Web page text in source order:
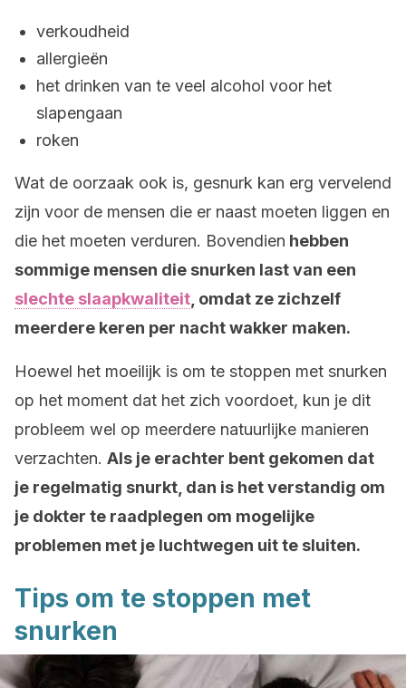
verkoudheid
allergieën
het drinken van te veel alcohol voor het
slapengaan
roken
Wat de oorzaak ook is, gesnurk kan erg vervelend
zijn voor de mensen die er naast moeten liggen en
die het moeten verduren. Bovendien hebben
sommige mensen die snurken last van een
slechte slaapkwaliteit , omdat ze zichzelf
meerdere keren per nacht wakker maken.
Hoewel het moeilijk is om te stoppen met snurken
op het moment dat het zich voordoet, kun je dit
probleem wel op meerdere natuurlijke manieren
verzachten. Als je erachter bent gekomen dat
je regelmatig snurkt, dan is het verstandig om
je dokter te raadplegen om mogelijke
problemen met je luchtwegen uit te sluiten.
Tips om te stoppen met
snurken